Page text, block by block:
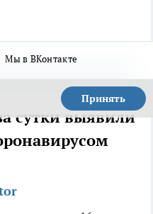
Мы в ВКонтакте
Принять
сутки выявили